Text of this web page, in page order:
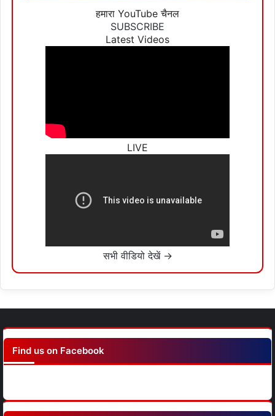
हमारा YouTube चैनल
SUBSCRIBE
Latest Videos
LIVE
सभी वीडियो देखें →
Find us on Facebook